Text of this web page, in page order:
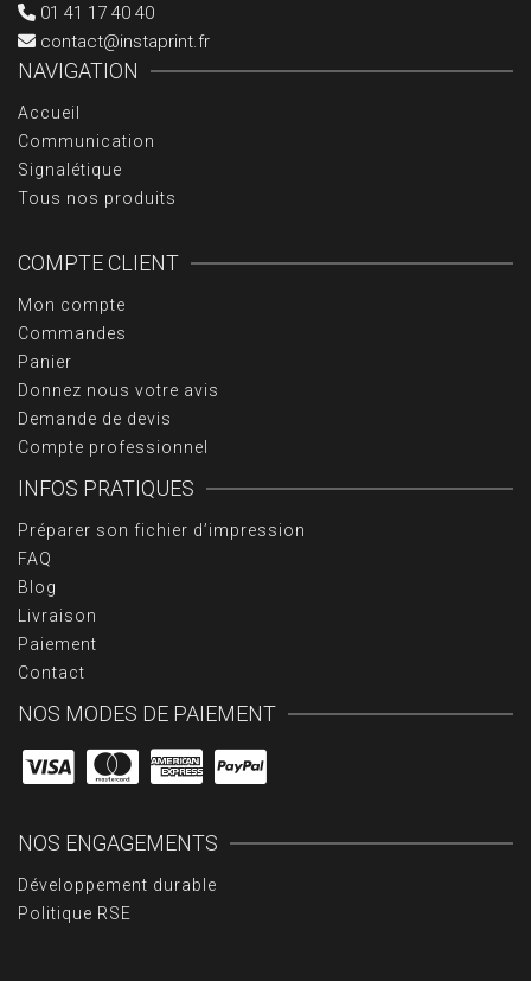
01 41 17 40 40
contact@instaprint.fr
NAVIGATION
Accueil
Communication
Signalétique
Tous nos produits
COMPTE CLIENT
Mon compte
Commandes
Panier
Donnez nous votre avis
Demande de devis
Compte professionnel
INFOS PRATIQUES
Préparer son fichier d’impression
FAQ
Blog
Livraison
Paiement
Contact
NOS MODES DE PAIEMENT
NOS ENGAGEMENTS
Développement durable
Politique RSE